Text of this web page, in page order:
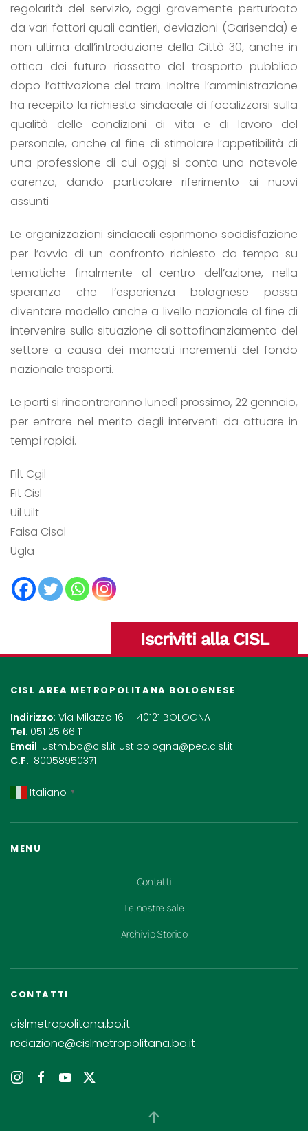
regolarità del servizio, oggi gravemente perturbato
da vari fattori quali cantieri, deviazioni (Garisenda) e
non ultima dall’introduzione della Città 30, anche in
ottica dei futuro riassetto del trasporto pubblico
dopo l’attivazione del tram. Inoltre l’amministrazione
ha recepito la richiesta sindacale di focalizzarsi sulla
qualità delle condizioni di vita e di lavoro del
personale, anche al fine di stimolare l’appetibilità di
una professione di cui oggi si conta una notevole
carenza, dando particolare riferimento ai nuovi
assunti
Le organizzazioni sindacali esprimono soddisfazione
per l’avvio di un confronto richiesto da tempo su
tematiche finalmente al centro dell’azione, nella
speranza che l’esperienza bolognese possa
diventare modello anche a livello nazionale al fine di
intervenire sulla situazione di sottofinanziamento del
settore a causa dei mancati incrementi del fondo
nazionale trasporti.
Le parti si rincontreranno lunedì prossimo, 22 gennaio,
per entrare nel merito degli interventi da attuare in
tempi rapidi.
Filt Cgil
Fit Cisl
Uil Uilt
Faisa Cisal
Ugla
Iscriviti alla CISL
CISL AREA METROPOLITANA BOLOGNESE
Indirizzo: Via Milazzo 16 - 40121 BOLOGNA
Tel: 051 25 66 11
Email: ustm.bo@cisl.it ust.bologna@pec.cisl.it
C.F.: 80058950371
Italiano ▼
MENU
Contatti
Le nostre sale
Archivio Storico
CONTATTI
cislmetropolitana.bo.it
redazione@cislmetropolitana.bo.it